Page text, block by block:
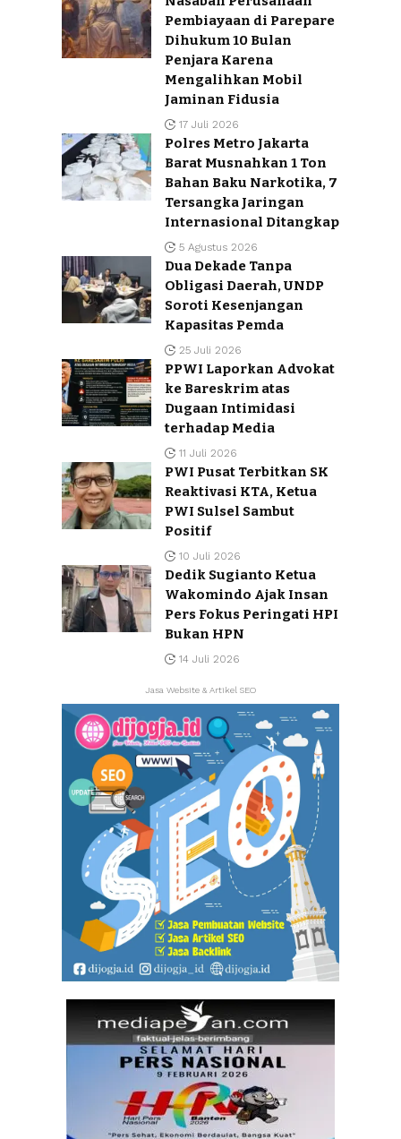
Pembiayaan di Parepare
Dihukum 10 Bulan
Penjara Karena
Mengalihkan Mobil
Jaminan Fidusia
17 Juli 2026
Polres Metro Jakarta
Barat Musnahkan 1 Ton
Bahan Baku Narkotika, 7
Tersangka Jaringan
Internasional Ditangkap
5 Agustus 2026
Dua Dekade Tanpa
Obligasi Daerah, UNDP
Soroti Kesenjangan
Kapasitas Pemda
25 Juli 2026
PPWI Laporkan Advokat
ke Bareskrim atas
Dugaan Intimidasi
terhadap Media
11 Juli 2026
PWI Pusat Terbitkan SK
Reaktivasi KTA, Ketua
PWI Sulsel Sambut
Positif
10 Juli 2026
Dedik Sugianto Ketua
Wakomindo Ajak Insan
Pers Fokus Peringati HPI
Bukan HPN
14 Juli 2026
Jasa Website & Artikel SEO